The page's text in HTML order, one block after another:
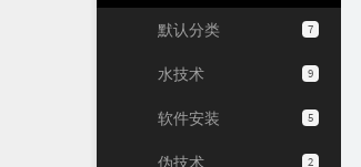
7
默认分类
9
水技术
5
软件安装
2
伪技术